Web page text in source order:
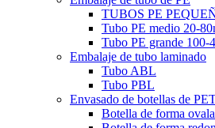
TUBOS PE
Tubo PE medio 20-
Tubo PE grande 100-
Embalaje de tubo laminado
Tubo ABL
Tubo PBL
Envasado de botellas de
Botella de forma